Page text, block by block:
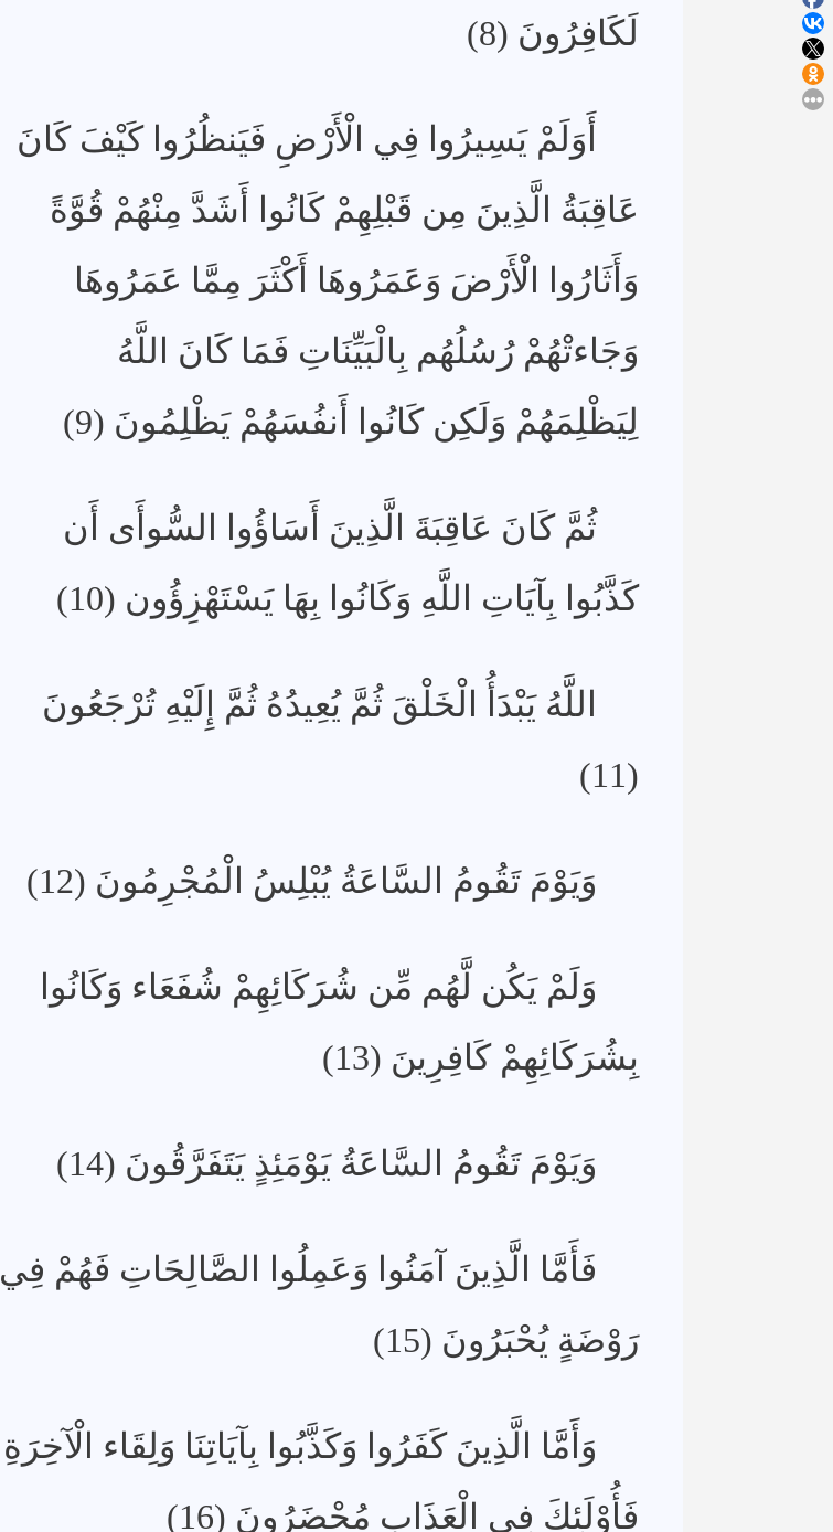
لَكَافِرُونَ (8)
أَوَلَمْ يَسِيرُوا فِي الْأَرْضِ فَيَنظُرُوا كَيْفَ كَانَ
عَاقِبَةُ الَّذِينَ مِن قَبْلِهِمْ كَانُوا أَشَدَّ مِنْهُمْ قُوَّةً
وَأَثَارُوا الْأَرْضَ وَعَمَرُوهَا أَكْثَرَ مِمَّا عَمَرُوهَا
وَجَاءتْهُمْ رُسُلُهُم بِالْبَيِّنَاتِ فَمَا كَانَ اللَّهُ
لِيَظْلِمَهُمْ وَلَكِن كَانُوا أَنفُسَهُمْ يَظْلِمُونَ (9)
ثُمَّ كَانَ عَاقِبَةَ الَّذِينَ أَسَاؤُوا السُّوأَى أَن
كَذَّبُوا بِآيَاتِ اللَّهِ وَكَانُوا بِهَا يَسْتَهْزِؤُون (10)
اللَّهُ يَبْدَأُ الْخَلْقَ ثُمَّ يُعِيدُهُ ثُمَّ إِلَيْهِ تُرْجَعُونَ
(11)
وَيَوْمَ تَقُومُ السَّاعَةُ يُبْلِسُ الْمُجْرِمُونَ (12)
وَلَمْ يَكُن لَّهُم مِّن شُرَكَائِهِمْ شُفَعَاء وَكَانُوا
بِشُرَكَائِهِمْ كَافِرِينَ (13)
وَيَوْمَ تَقُومُ السَّاعَةُ يَوْمَئِذٍ يَتَفَرَّقُونَ (14)
فَأَمَّا الَّذِينَ آمَنُوا وَعَمِلُوا الصَّالِحَاتِ فَهُمْ فِي
رَوْضَةٍ يُحْبَرُونَ (15)
وَأَمَّا الَّذِينَ كَفَرُوا وَكَذَّبُوا بِآيَاتِنَا وَلِقَاء الْآخِرَةِ
فَأُوْلَئِكَ فِي الْعَذَابِ مُحْضَرُونَ (16)